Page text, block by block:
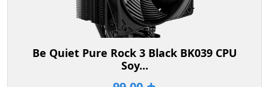
Be Quiet Pure Rock 3 Black BK039 CPU
Soy...